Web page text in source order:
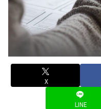
X
LINE